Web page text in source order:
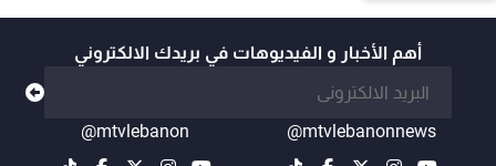
أهم الأخبار و الفيديوهات في بريدك الالكتروني
@mtvlebanonnews
@mtvlebanon